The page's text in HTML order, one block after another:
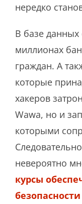
нередко
В базе данных
миллионах
граждан. А
которые
хакеров
Wawa, но и
которыми
невероятно
курсы